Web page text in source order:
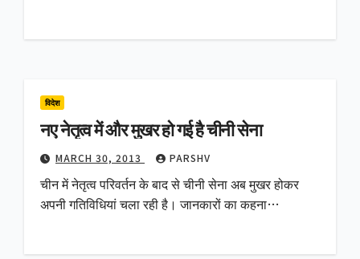
विदेश
नए नेतृत्व में और मुखर हो गई है चीनी सेना
MARCH 30, 2013 PARSHV
चीन में नेतृत्व परिवर्तन के बाद से चीनी सेना अब मुखर होकर
अपनी गतिविधियां चला रही है। जानकारों का कहना…